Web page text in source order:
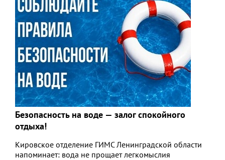
Безопасность на воде — залог спокойного
отдыха!
Кировское отделение ГИМС Ленинградской области
напоминает: вода не прощает легкомыслия